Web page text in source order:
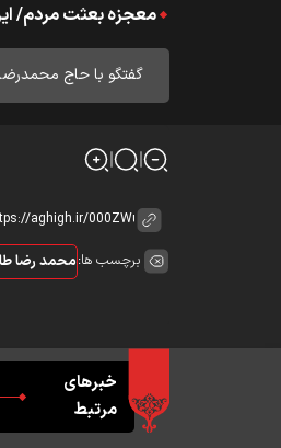
معجزه بعثت مردم/
گفتگو با حاج
برچسب ها:محمد رضا
خبرهای
مرتبط